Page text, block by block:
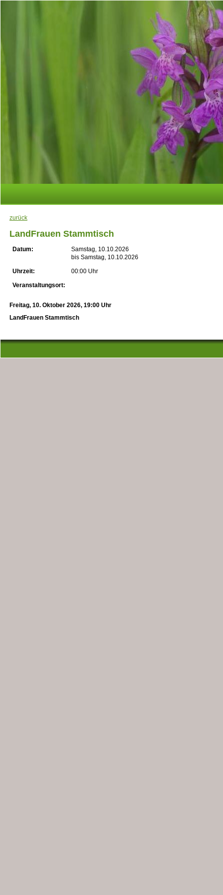
zurück
LandFrauen Stammtisch
Datum:
Samstag, 10.10.2026
bis Samstag, 10.10.2026
Uhrzeit:
00:00 Uhr
Veranstaltungsort:
Freitag, 10. Oktober 2026, 19:00 Uhr
LandFrauen Stammtisch